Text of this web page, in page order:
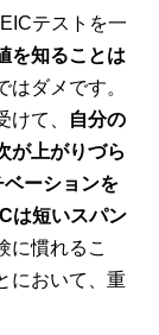
テストを一
を知ることは
はダメです。
て、
自分の
が上がりづら
ベーションを
は短いスパン
に慣れるこ
において、重